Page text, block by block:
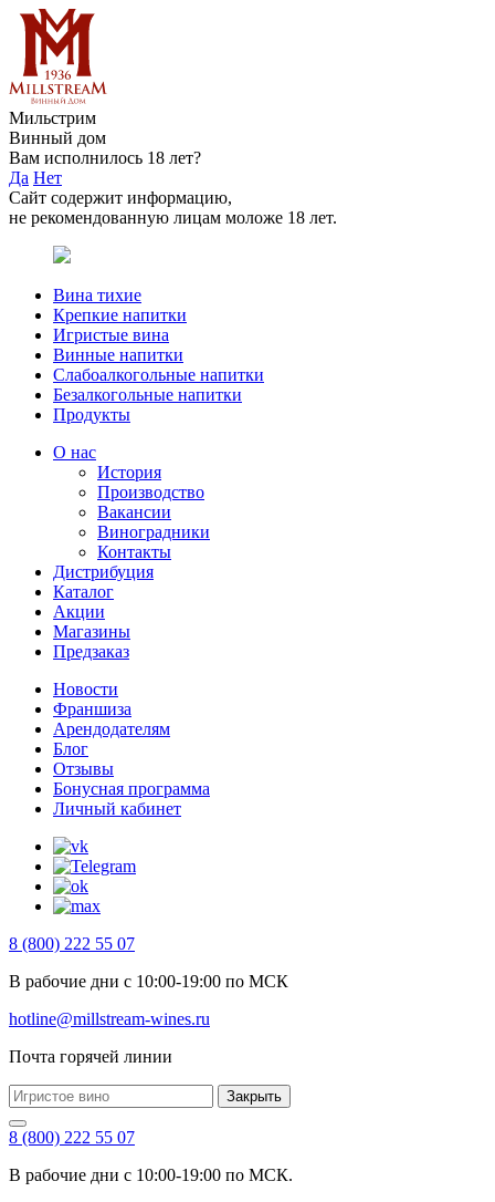
Мильстрим
Винный дом
Вам исполнилось 18 лет?
Да Нет
Сайт содержит информацию,
не рекомендованную лицам моложе 18 лет.
Вина тихие
Крепкие напитки
Игристые вина
Винные напитки
Слабоалкогольные напитки
Безалкогольные напитки
Продукты
О нас
История
Производство
Вакансии
Виноградники
Контакты
Дистрибуция
Каталог
Акции
Магазины
Предзаказ
Новости
Франшиза
Арендодателям
Блог
Отзывы
Бонусная программа
Личный кабинет
8 (800) 222 55 07
В рабочие дни с 10:00-19:00 по МСК
hotline@millstream-wines.ru
Почта горячей линии
Закрыть
8 (800) 222 55 07
В рабочие дни с 10:00-19:00 по МСК.